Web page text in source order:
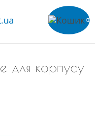
0
для корпусу